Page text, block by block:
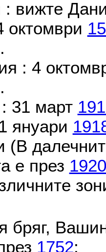
: вижте
: 4
31 март
януари
(В
е през 1920
бряг,
1752;